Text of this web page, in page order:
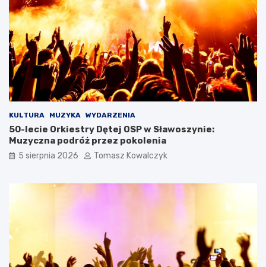
KULTURA MUZYKA WYDARZENIA
50-lecie Orkiestry Dętej OSP w Sławoszynie:
Muzyczna podróż przez pokolenia
5 sierpnia 2026 Tomasz Kowalczyk